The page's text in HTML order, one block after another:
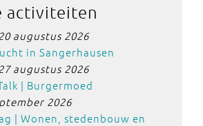
activiteiten
augustus 2026
in Sangerhausen
augustus 2026
| Burgermoed
2026
| Wonen, stedenbouw en